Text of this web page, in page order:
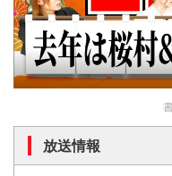
放送情報